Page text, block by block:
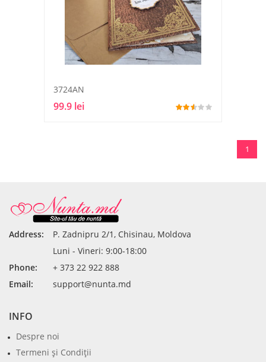
3724AN
99.9 lei
1
Address:
P. Zadnipru 2/1, Chisinau, Moldova
Luni - Vineri: 9:00-18:00
Phone:
+ 373 22 922 888
Email:
support@nunta.md
INFO
Despre noi
Termeni şi Condiţii